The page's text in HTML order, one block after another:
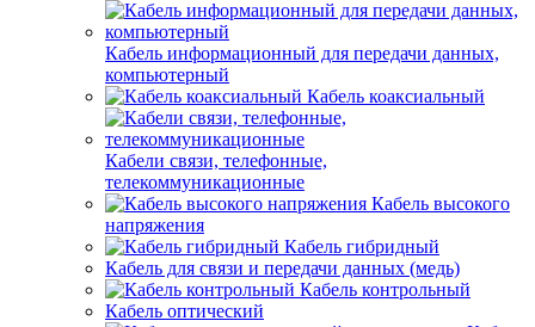
Кабель информационный для передачи данных,
компьютерный
Кабель коаксиальный
Кабели связи, телефонные,
телекоммуникационные
Кабель высокого
напряжения
Кабель гибридный
Кабель для связи и передачи данных (медь)
Кабель контрольный
Кабель оптический